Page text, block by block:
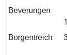
Beverungen
Borgentreich